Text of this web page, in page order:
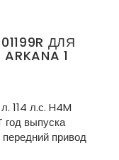
ДЛЯ
1
114 л.с. H4M
год выпуска
привод